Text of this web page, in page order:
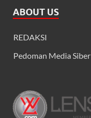
ABOUT US
REDAKSI
Pedoman Media Siber